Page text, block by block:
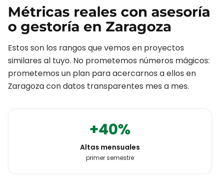
Métricas reales con asesoría
o gestoría en Zaragoza
Estos son los rangos que vemos en proyectos
similares al tuyo. No prometemos números mágicos:
prometemos un plan para acercarnos a ellos en
Zaragozacon datos transparentes mes a mes.
+40%
Altas mensuales
primer semestre